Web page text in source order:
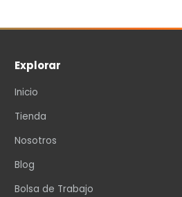
Explorar
Inicio
Tienda
Nosotros
Blog
Bolsa de Trabajo